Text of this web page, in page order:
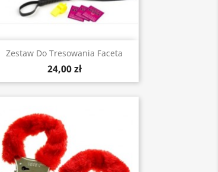
Zestaw Do Tresowania Faceta
24,00 zł
 Szybki podgląd